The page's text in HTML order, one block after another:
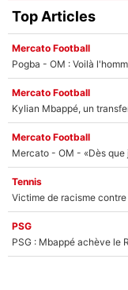
Top Articles
Mercato Football
Pogba - OM : Voilà
Mercato Football
Kylian Mbappé, un
Mercato Football
Tennis
PSG
PSG : Mbappé achève le